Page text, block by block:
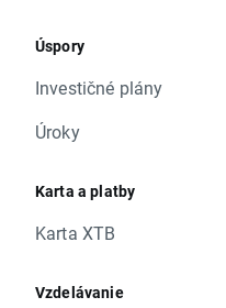
Úspory
Investičné plány
Úroky
Karta a platby
Karta XTB
Vzdelávanie